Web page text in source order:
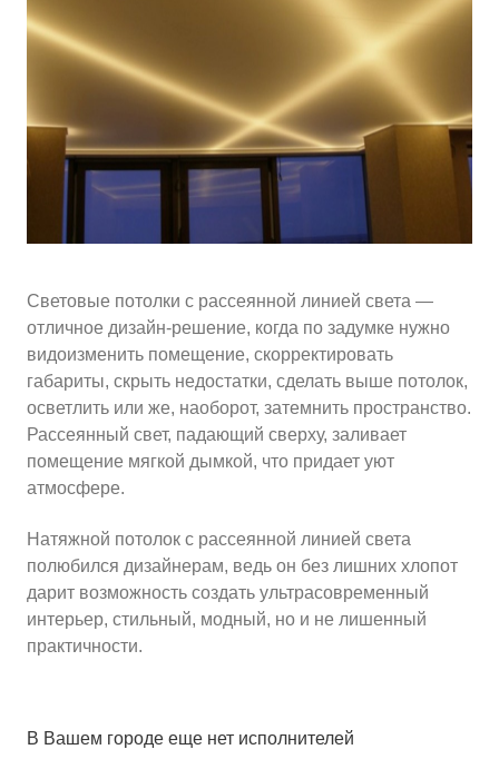
Ориентировочная площадь Вашего потолка
Подобрать исполнителя
Световые потолки с рассеянной линией света —
отличное дизайн-решение, когда по задумке нужно
видоизменить помещение, скорректировать
габариты, скрыть недостатки, сделать выше потолок,
осветлить или же, наоборот, затемнить пространство.
Рассеянный свет, падающий сверху, заливает
помещение мягкой дымкой, что придает уют
атмосфере.
Натяжной потолок с рассеянной линией света
полюбился дизайнерам, ведь он без лишних хлопот
дарит возможность создать ультрасовременный
интерьер, стильный, модный, но и не лишенный
практичности.
В Вашем городе еще нет исполнителей